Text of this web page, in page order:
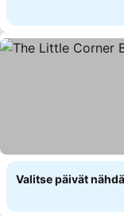
Valitse päivät